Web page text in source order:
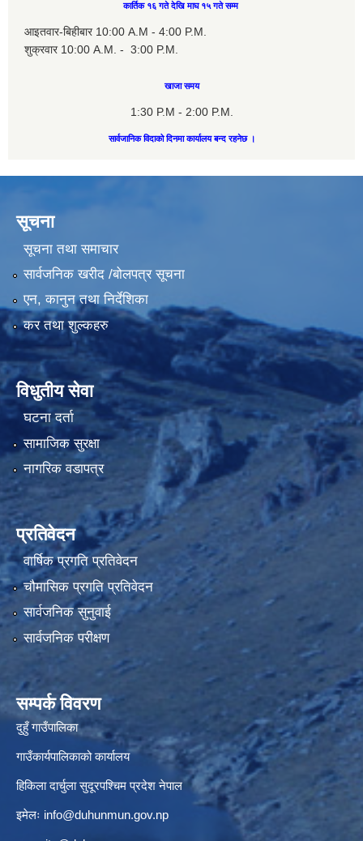
कार्तिक १६ गते देखि माघ १५ गते सम्म
आइतवार-बिहीबार 10:00 A.M - 4:00 P.M.
शुक्रवार 10:00 A.M. - 3:00 P.M.
खाजा समय
1:30 P.M - 2:00 P.M.
सार्वजानिक विदाको दिनमा कार्यालय बन्द रहनेछ ।
सूचना
सूचना तथा समाचार
सार्वजनिक खरीद /बोलपत्र सूचना
एन, कानुन तथा निर्देशिका
कर तथा शुल्कहरु
विधुतीय सेवा
घटना दर्ता
सामाजिक सुरक्षा
नागरिक वडापत्र
प्रतिवेदन
वार्षिक प्रगति प्रतिवेदन
चौमासिक प्रगति प्रतिवेदन
सार्वजनिक सुनुवाई
सार्वजनिक परीक्षण
सम्पर्क विवरण
दुहुँ गाउँपालिका
गाउँकार्यपालिकाको कार्यालय
हिकिला दार्चुला सुदूरपश्चिम प्रदेश नेपाल
इमेलः info@duhunmun.gov.np